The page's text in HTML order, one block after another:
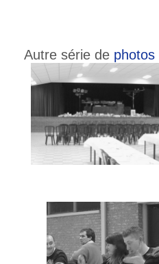
Autre série de photos